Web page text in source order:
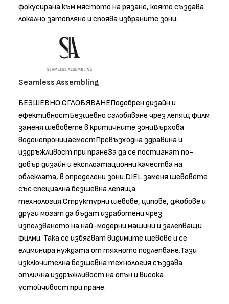
фокусирана към мястото на рязане, която създава
локално затопляне и споява избраните зони.
Seamless Assembling
БЕЗШЕВНО СГЛОБЯВАНЕПодобрен дизайн и
ефективностБезшевно сглобяване чрез лепящ филм
заменя шевовете в критичните зониВърхова
водонепроницаемостПревъзходна здравина и
издръжливост при пранеЗа да се постигнат по-
добър дизайн и експлоатационни качества на
облеклата, в определени зони DIEL заменя шевовете
със специална безшевна лепяща
технология.Структурни шевове, ципове, джобове и
други могат да бъдат изработени чрез
използването на най-модерни машини и залепващи
филми. Така се избягват видимите шевове и се
елиминира нуждата от тяхното подлепване.Тази
изключителна безшевна технология създава
отлична издръжливост на опън и висока
устойчивост при пране.